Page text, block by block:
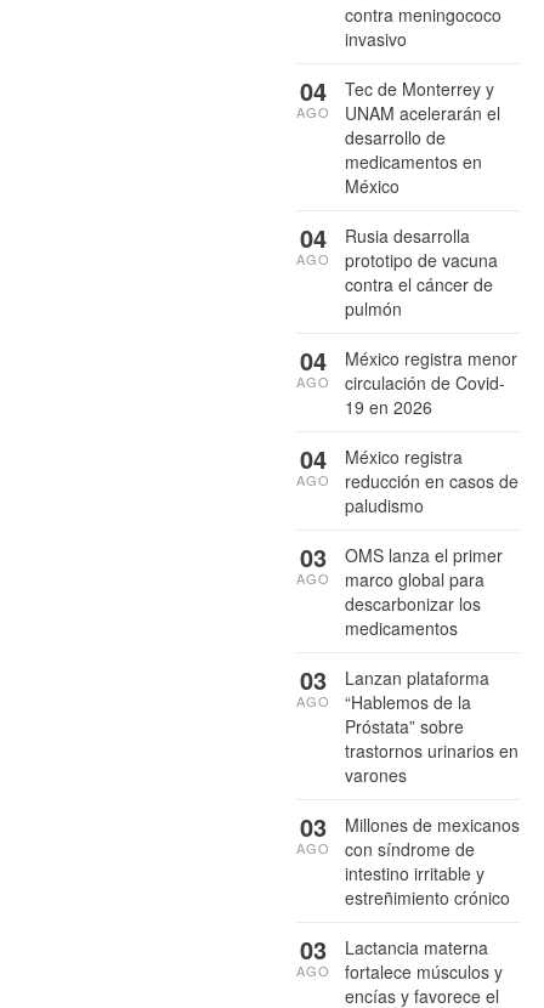
contra meningococo
invasivo
Tec de Monterrey y
UNAM acelerarán el
desarrollo de
medicamentos en
México
04
AGO
Rusia desarrolla
prototipo de vacuna
contra el cáncer de
pulmón
04
AGO
México registra menor
circulación de Covid-
19 en 2026
04
AGO
México registra
reducción en casos de
paludismo
04
AGO
OMS lanza el primer
marco global para
descarbonizar los
medicamentos
03
AGO
Lanzan plataforma
“Hablemos de la
Próstata” sobre
trastornos urinarios en
varones
03
AGO
Millones de mexicanos
con síndrome de
intestino irritable y
estreñimiento crónico
03
AGO
Lactancia materna
fortalece músculos y
encías y favorece el
03
AGO